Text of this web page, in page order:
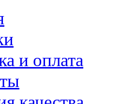
и оплата